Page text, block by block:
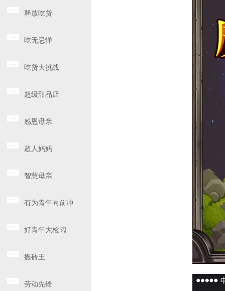
释放吃货
吃无忌惮
吃货大挑战
超级甜品店
感恩母亲
超人妈妈
智慧母亲
有为青年向前冲
好青年大检阅
搬砖王
劳动先锋